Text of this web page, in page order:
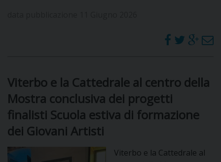
Viterbo e la Cattedrale al centro della
Mostra conclusiva dei progetti
finalisti Scuola estiva di formazione
dei Giovani Artisti
Viterbo e la Cattedrale al